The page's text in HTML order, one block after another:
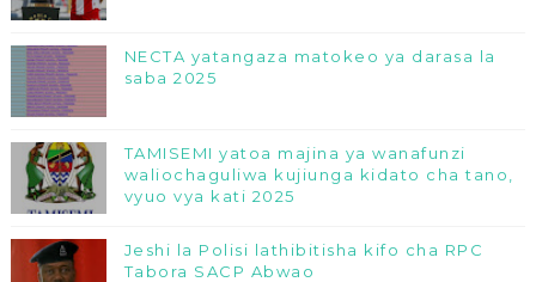
NECTA yatangaza matokeo ya darasa la
saba 2025
TAMISEMI yatoa majina ya wanafunzi
waliochaguliwa kujiunga kidato cha tano,
vyuo vya kati 2025
Jeshi la Polisi lathibitisha kifo cha RPC
Tabora SACP Abwao